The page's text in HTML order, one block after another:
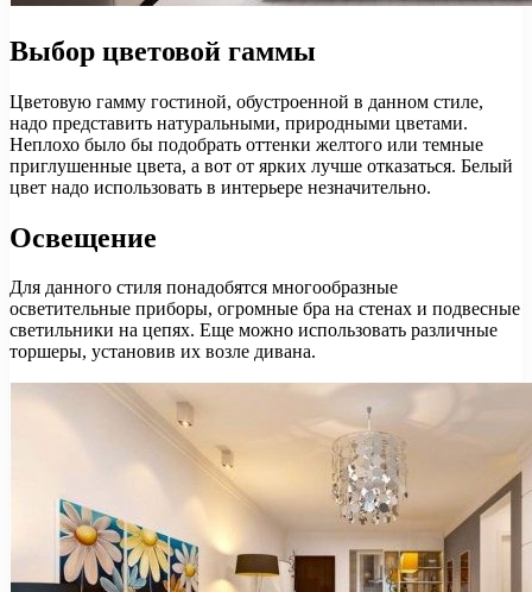
Выбор цветовой гаммы
Цветовую гамму гостиной, обустроенной в данном стиле,
надо представить натуральными, природными цветами.
Неплохо было бы подобрать оттенки желтого или темные
приглушенные цвета, а вот от ярких лучше отказаться. Белый
цвет надо использовать в интерьере незначительно.
Освещение
Для данного стиля понадобятся многообразные
осветительные приборы, огромные бра на стенах и подвесные
светильники на цепях. Еще можно использовать различные
торшеры, установив их возле дивана.